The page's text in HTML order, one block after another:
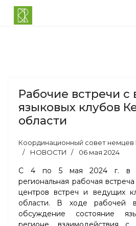
Рабочие встречи
языковых клубов
области
Координационный совет немцев
НОВОСТИ
06 мая 2024
С 4 по 5 мая 2024 г. в
региональная рабочая
центров встреч и ведущих
области. В ходе рабочей
обсуждение состояние